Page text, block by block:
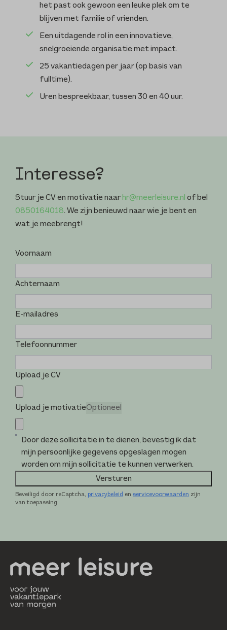
het past ook gewoon een leuke plek om te
blijven met familie of vrienden.
Een uitdagende rol in een innovatieve,
snelgroeiende organisatie met impact.
25 vakantiedagen per jaar (op basis van
fulltime).
Uren bespreekbaar, tussen 30 en 40 uur.
Interesse?
Stuur je CV en motivatie naar hr@meerleisure.nl of bel
0850164018. We zijn benieuwd naar wie je bent en
wat je meebrengt!
Voornaam
Achternaam
E-mailadres
Telefoonnummer
Upload je CV
Upload je motivatieOptioneel
Door deze sollicitatie in te dienen, bevestig ik dat
mijn persoonlijke gegevens opgeslagen mogen
worden om mijn sollicitatie te kunnen verwerken.
Versturen
Beveiligd door reCaptcha, privacybeleid en servicevoorwaarden zijn
van toepassing.